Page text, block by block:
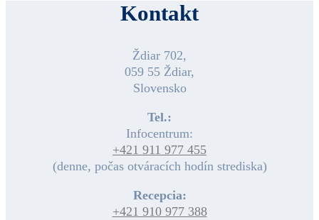
Kontakt
Ždiar 702,
059 55 Ždiar,
Slovensko
Tel.:
Infocentrum:
+421 911 977 455
(denne, počas otváracích hodín strediska)
Recepcia:
+421 910 977 388